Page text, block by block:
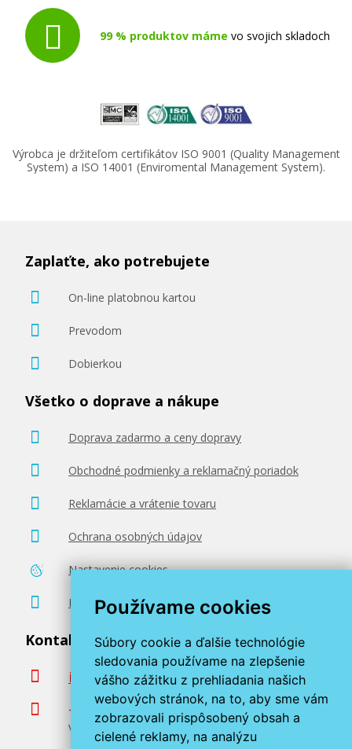
Používame cookies
Súbory cookie a ďalšie technológie
sledovania používame na zlepšenie
vášho zážitku z prehliadania našich
webových stránok, na to, aby sme vám
zobrazovali prispôsobený obsah a
cielené reklamy, na analýzu
99 % produktov máme vo svojich skladoch
Výrobca je držiteľom certifikátov ISO 9001 (Quality Management
System) a ISO 14001 (Enviromental Management System).
Zaplaťte, ako potrebujete
On-line platobnou kartou
Prevodom
Dobierkou
Všetko o doprave a nákupe
Doprava zadarmo a ceny dopravy
Obchodné podmienky a reklamačný poriadok
Reklamácie a vrátenie tovaru
Ochrana osobných údajov
Nastavenie cookies
Poradenstvo zadarmo
Kontaktujte nás
info@miroluk.sk
+420 377 222 313
Volajte v pracovné dni od 8. do 17. hod.